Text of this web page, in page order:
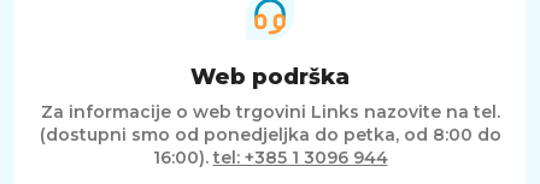
Web podrška
Za informacije o web trgovini Links nazovite na tel.
(dostupni smo od ponedjeljka do petka, od 8:00 do
16:00).tel: +385 1 3096 944